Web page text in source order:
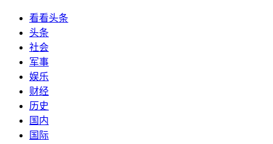
看看头条
头条
社会
军事
娱乐
财经
历史
国内
国际